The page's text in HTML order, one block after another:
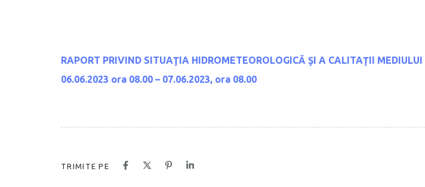
RAPORT PRIVIND SITUAŢIA HIDROMETEOROLOGICĂ ŞI A CALITAŢII MEDIULUI
06.06.2023 ora 08.00 – 07.06.2023, ora 08.00
TRIMITE PE